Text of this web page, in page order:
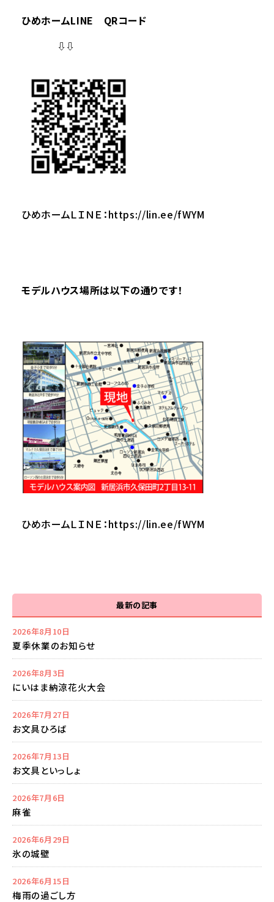
ひめホームLINE QRコード
⇩⇩
ひめホームＬＩＮＥ：https://lin.ee/fWYM
モデルハウス場所は以下の通りです！
ひめホームＬＩＮＥ：https://lin.ee/fWYM
最新の記事
2026年8月10日
夏季休業のお知らせ
2026年8月3日
にいはま納涼花火大会
2026年7月27日
お文具ひろば
2026年7月13日
お文具といっしょ
2026年7月6日
麻雀
2026年6月29日
氷の城壁
2026年6月15日
梅雨の過ごし方